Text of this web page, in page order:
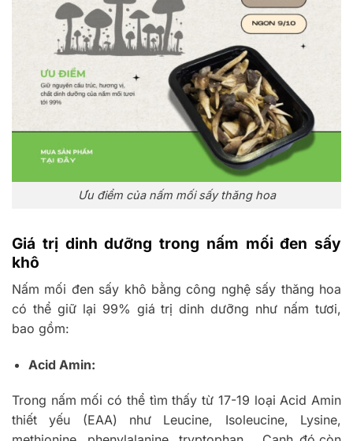
Ưu điểm của nấm mối sấy thăng hoa
Giá trị dinh dưỡng trong nấm mối đen sấy
khô
Nấm mối đen sấy khô bằng công nghệ sấy thăng hoa
có thể giữ lại 99% giá trị dinh dưỡng như nấm tươi,
bao gồm:
Acid Amin:
Trong nấm mối có thể tìm thấy từ 17-19 loại Acid Amin
thiết yếu (EAA) như Leucine, Isoleucine, Lysine,